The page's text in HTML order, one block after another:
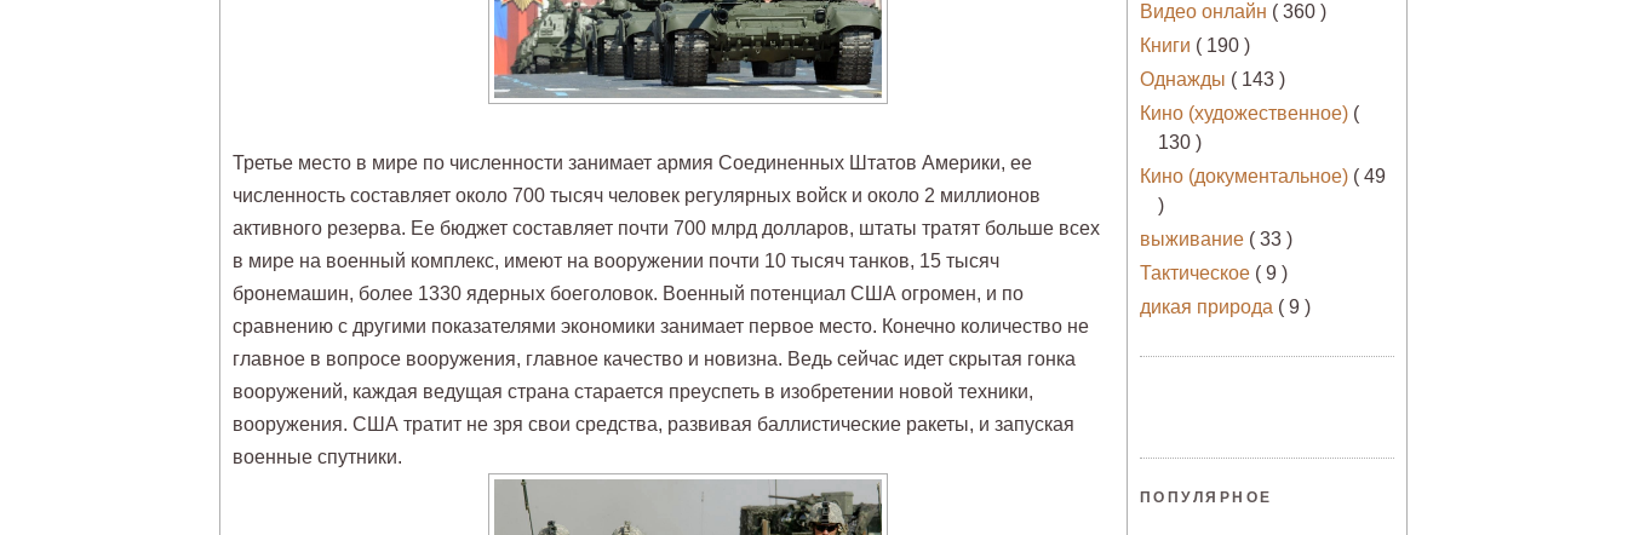
Третье место в мире по численности занимает армия Соединенных Штатов Америки, ее
численность составляет около 700 тысяч человек регулярных войск и около 2 миллионов
активного резерва. Ее бюджет составляет почти 700 млрд долларов, штаты тратят больше всех
в мире на военный комплекс, имеют на вооружении почти 10 тысяч танков, 15 тысяч
бронемашин, более 1330 ядерных боеголовок. Военный потенциал США огромен, и по
сравнению с другими показателями экономики занимает первое место. Конечно количество не
главное в вопросе вооружения, главное качество и новизна. Ведь сейчас идет скрытая гонка
вооружений, каждая ведущая страна старается преуспеть в изобретении новой техники,
вооружения. США тратит не зря свои средства, развивая баллистические ракеты, и запуская
военные спутники.
Видео онлайн ( 360 )
Книги ( 190 )
Однажды ( 143 )
Кино (художественное) (
130 )
Кино (документальное) ( 49
)
выживание ( 33 )
Тактическое ( 9 )
дикая природа ( 9 )
ПОПУЛЯРНОЕ